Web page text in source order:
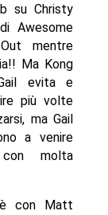
su Christy
Awesome
mentre
Ma Kong
evita e
più volte
ma Gail
a venire
molta
con Matt